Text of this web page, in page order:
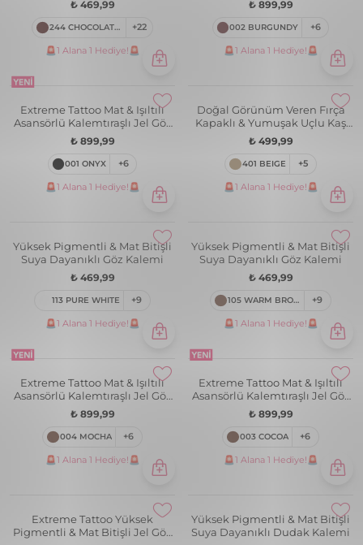
₺ 469,99
244 CHOCOLATE FONDUE +22
🚨1 Alana 1 Hediye!🚨
₺ 899,99
002 BURGUNDY +6
🚨1 Alana 1 Hediye!🚨
Extreme Tattoo Mat & Işıltılı
Asansörlü Kalemtıraşlı Jel Göz
Kalemi & Far Stick
₺ 899,99
001 ONYX +6
🚨1 Alana 1 Hediye!🚨
Doğal Görünüm Veren Fırça
Kapaklı & Yumuşak Uçlu Kaş
Kalemi
₺ 499,99
401 BEIGE +5
🚨1 Alana 1 Hediye!🚨
Yüksek Pigmentli & Mat Bitişli
Suya Dayanıklı Göz Kalemi
₺ 469,99
113 PURE WHITE +9
🚨1 Alana 1 Hediye!🚨
Yüksek Pigmentli & Mat Bitişli
Suya Dayanıklı Göz Kalemi
₺ 469,99
105 WARM BROWN +9
🚨1 Alana 1 Hediye!🚨
Extreme Tattoo Mat & Işıltılı
Asansörlü Kalemtıraşlı Jel Göz
Kalemi & Far Stick
₺ 899,99
004 MOCHA +6
🚨1 Alana 1 Hediye!🚨
Extreme Tattoo Mat & Işıltılı
Asansörlü Kalemtıraşlı Jel Göz
Kalemi & Far Stick
₺ 899,99
003 COCOA +6
🚨1 Alana 1 Hediye!🚨
Extreme Tattoo Yüksek
Pigmentli & Mat Bitişli Jel Göz
Yüksek Pigmentli & Mat Bitişli
Suya Dayanıklı Dudak Kalemi